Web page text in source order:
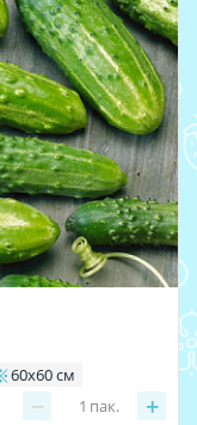
60х60 см
− +
1 пак.